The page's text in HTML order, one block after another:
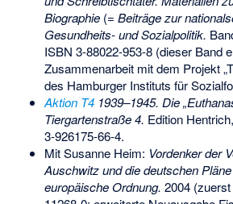
Biographie(= Beiträge zur
Gesundheits- und Sozialpolitik.
ISBN 3-88022-953-8(dieser Band
Zusammenarbeit mit dem Projekt
des Hamburger Instituts für
Aktion T41939–1945. Die
Tiergartenstraße 4. Edition
3-926175-66-4.
Mit Susanne Heim: Vordenker der
Auschwitz und die deutschen
europäische Ordnung. 2004